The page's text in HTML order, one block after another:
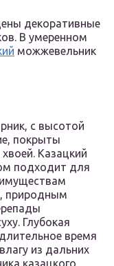
декоративные
В умеренном
можжевельник
с высотой
покрыты
Казацкий
подходит для
природным
Глубокая
время
из дальних
казацкого